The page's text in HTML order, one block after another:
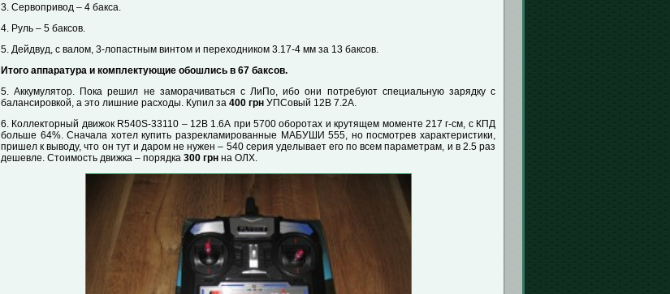
3. Сервопривод – 4 бакса.
4. Руль – 5 баксов.
5. Дейдвуд, с валом, 3-лопастным винтом и переходником 3.17-4 мм за 13 баксов.
Итого аппаратура и комплектующие обошлись в 67 баксов.
5. Аккумулятор. Пока решил не заморачиваться с ЛиПо, ибо они потребуют специальную зарядку с
балансировкой, а это лишние расходы. Купил за 400 грн УПСовый 12В 7.2А.
6. Коллекторный движок R540S-33110 – 12В 1.6А при 5700 оборотах и крутящем моменте 217 г-см, с КПД
больше 64%. Сначала хотел купить разрекламированные МАБУШИ 555, но посмотрев характеристики,
пришел к выводу, что он тут и даром не нужен – 540 серия уделывает его по всем параметрам, и в 2.5 раз
дешевле. Стоимость движка – порядка 300 грн на ОЛХ.